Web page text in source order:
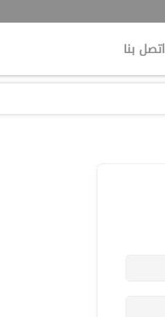
اتصل بنا